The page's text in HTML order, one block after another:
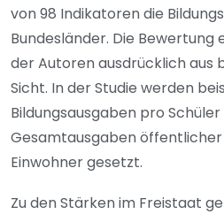
von 98 Indikatoren die
Bundesländer. Die
der Autoren ausdrücklich aus
Sicht. In der Studie werden
Bildungsausgaben pro
Gesamtausgaben
Einwohner gesetzt.
Zu den Stärken im Freistaat